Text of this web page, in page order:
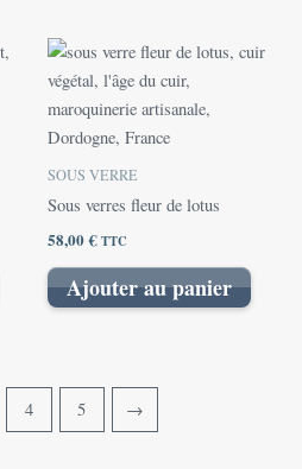
SOUS VERRE
Sous verres fleur de lotus
58,00€TTC
Ajouter au panier
4 5 →